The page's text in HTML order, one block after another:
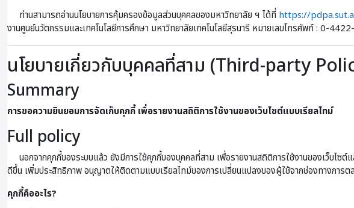
ท่านสามารถอ่านนโยบายการคุ้มครองข้อมูลส่วนบุคคลของมหาวิทยาลัย ฯ ได้ที่ https://
งานศูนย์นวัตกรรมและเทคโนโลยีการศึกษา มหาวิทยาลัยเทคโนโลยีสุรนารี หมายเลขโทรศัพท์ : 0-
นโยบายเกี่ยวกับบุคคลที่สาม (Third-party
Summary
การขอความยินยอมการจัดเก็บคุกกี้ เพื่อรายงานสถิติการใช้งานของเว็บไซต์แบบเรียลไทม์
Full policy
นอกจากคุกกี้ของระบบแล้ว ยังมีการใช้คุกกี้ของบุคคลที่สาม เพื่อรายงานสถิติการใช้งานของเว็บไซ
ดีขึ้น เพิ่มประสิทธิภาพ อนุญาตให้ติดตามแบบเรียลไทม์ของการเปลี่ยนแปลงของผู้ใช้จากช่องทางการต
คุกกี้คืออะไร?